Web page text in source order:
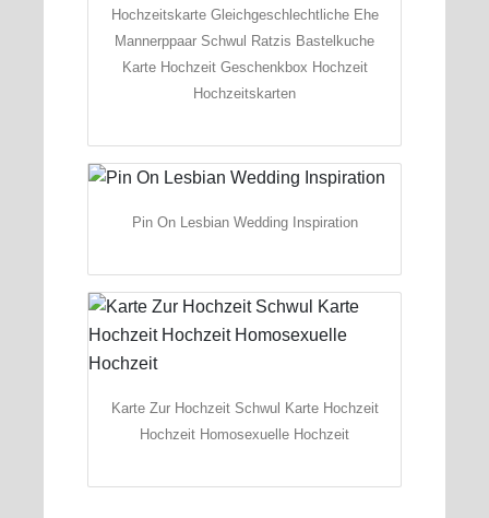
Hochzeitskarte Gleichgeschlechtliche Ehe
Mannerppaar Schwul Ratzis Bastelkuche
Karte Hochzeit Geschenkbox Hochzeit
Hochzeitskarten
Pin On Lesbian Wedding Inspiration
Karte Zur Hochzeit Schwul Karte Hochzeit
Hochzeit Homosexuelle Hochzeit